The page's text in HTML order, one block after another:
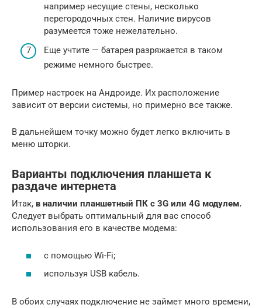
например несущие стены, несколько
перегородочных стен. Наличие вирусов
разумеется тоже нежелательно.
Еще учтите — батарея разряжается в таком
режиме немного быстрее.
Пример настроек на Андроиде. Их расположение
зависит от версии системы, но примерно все также.
В дальнейшем точку можно будет легко включить в
меню шторки.
Варианты подключения планшета к
раздаче интернета
Итак, в наличии планшетный ПК с 3G или 4G модулем.
Следует выбрать оптимальный для вас способ
использования его в качестве модема:
с помощью Wi-Fi;
используя USB кабель.
В обоих случаях подключение не займет много времени,